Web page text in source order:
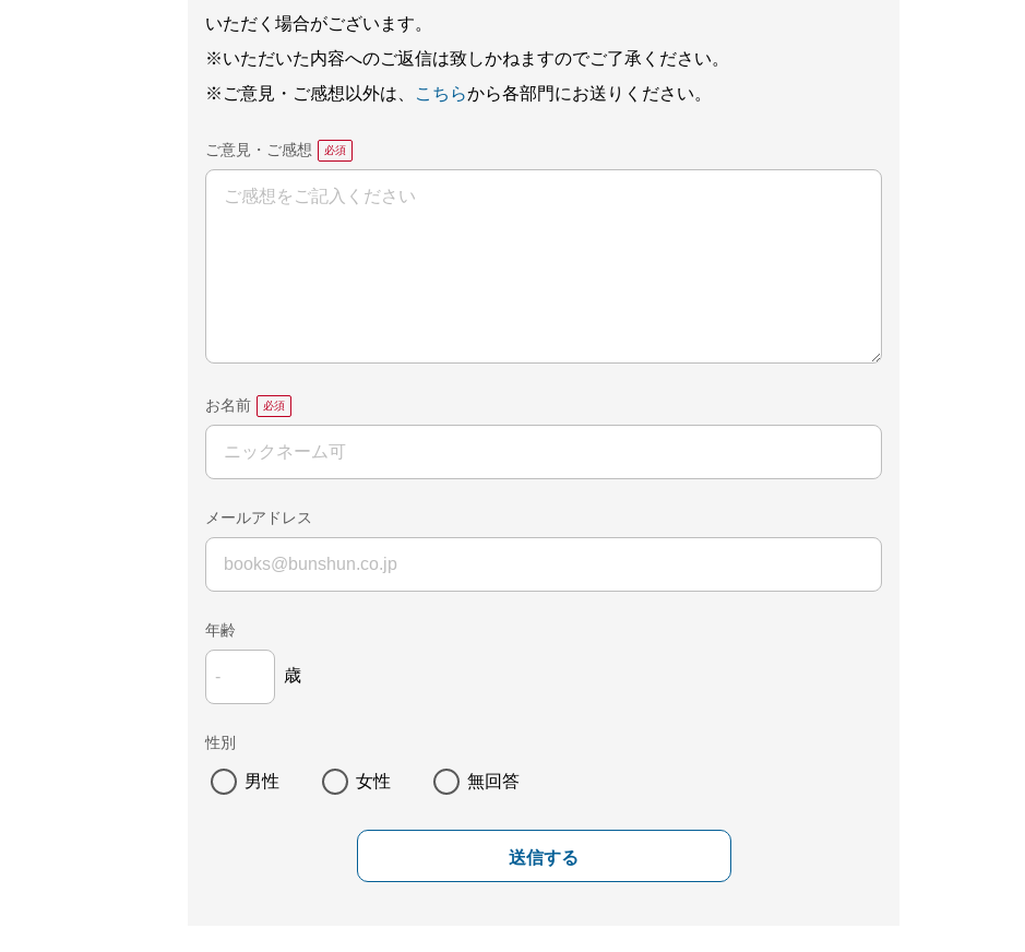
いただく場合がございます。
※いただいた内容へのご返信は致しかねますのでご了承ください。
※ご意見・ご感想以外は、
こちらから各部門にお送りください。
ご意見・ご感想
お名前
メールアドレス
年齢
歳
性別
男性 女性 無回答
送信する